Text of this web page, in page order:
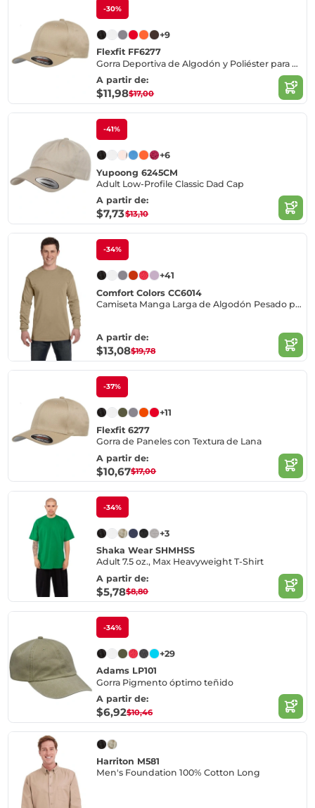
-30%
+9
Flexfit FF6277
Gorra Deportiva de Algodón y Poliéster para Mayoristas
A partir de:
$11,98$17,00
-41%
+6
Yupoong 6245CM
Adult Low-Profile Classic Dad Cap
A partir de:
$7,73$13,10
-34%
+41
Comfort Colors CC6014
Camiseta Manga Larga de Algodón Pesado para Adultos
A partir de:
$13,08$19,78
-37%
+11
Flexfit 6277
Gorra de Paneles con Textura de Lana
A partir de:
$10,67$17,00
-34%
+3
Shaka Wear SHMHSS
Adult 7.5 oz., Max Heavyweight T-Shirt
A partir de:
$5,78$8,80
-34%
+29
Adams LP101
Gorra Pigmento óptimo teñido
A partir de:
$6,92$10,46
Harriton M581
Men's Foundation 100% Cotton Long